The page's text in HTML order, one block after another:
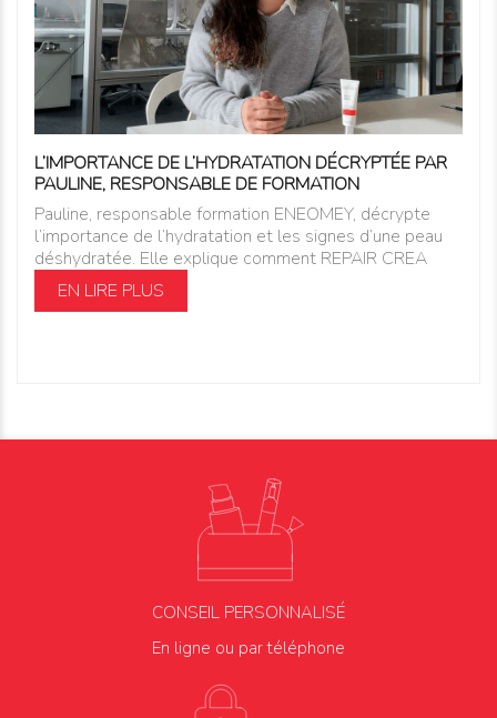
L’IMPORTANCE DE L’HYDRATATION DÉCRYPTÉE PAR
PAULINE, RESPONSABLE DE FORMATION
Pauline, responsable formation ENEOMEY, décrypte
l’importance de l’hydratation et les signes d’une peau
déshydratée. Elle explique comment REPAIR CREA
EN LIRE PLUS
CONSEIL PERSONNALISÉ
En ligne ou par téléphone